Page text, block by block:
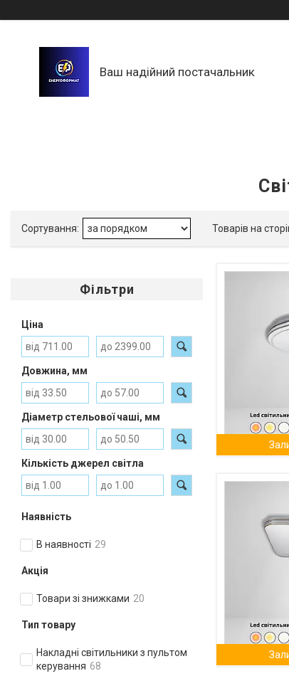
Ваш надійний постачальник
Фільтри
Ціна
Довжина, мм
Діаметр стельової чаші, мм
Кількість джерел світла
Наявність
В наявності 29
Акція
Товари зі знижками 20
Тип товару
Накладні світильники з пультом
керування 68